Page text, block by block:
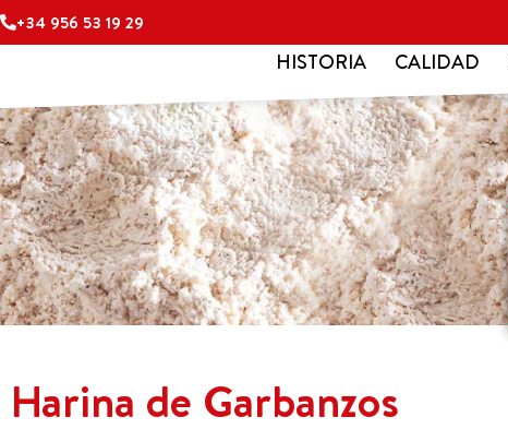
Ir
al
+34 956 53 19 29
HISTORIA CALIDAD
Harina de Garbanzos